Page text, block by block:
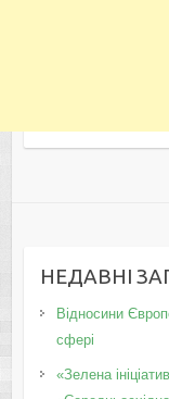
НЕДАВНІ
Відносини
сфері
«Зелена